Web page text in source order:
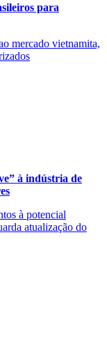
para
mercado vietnamita,
à indústria de
à potencial
atualização do